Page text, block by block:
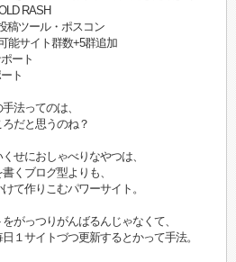
RASH
稿ツール・ポスコン
能サイト群数+5群追加
ート
ト
法ってのは、
だと思うのね？
せにおしゃべりなやつは、
くブログ型よりも、
て作りこむパワーサイト。
がっつりがんばるんじゃなくて、
１サイトづつ更新するとかって手法。